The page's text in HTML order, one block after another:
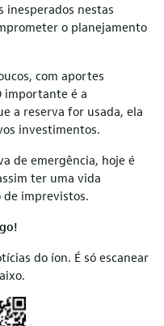
inesperados nestas
o planejamento
com aportes
importante é a
a reserva for usada, ela
investimentos.
de emergência, hoje é
ter uma vida
imprevistos.
do íon. É só escanear